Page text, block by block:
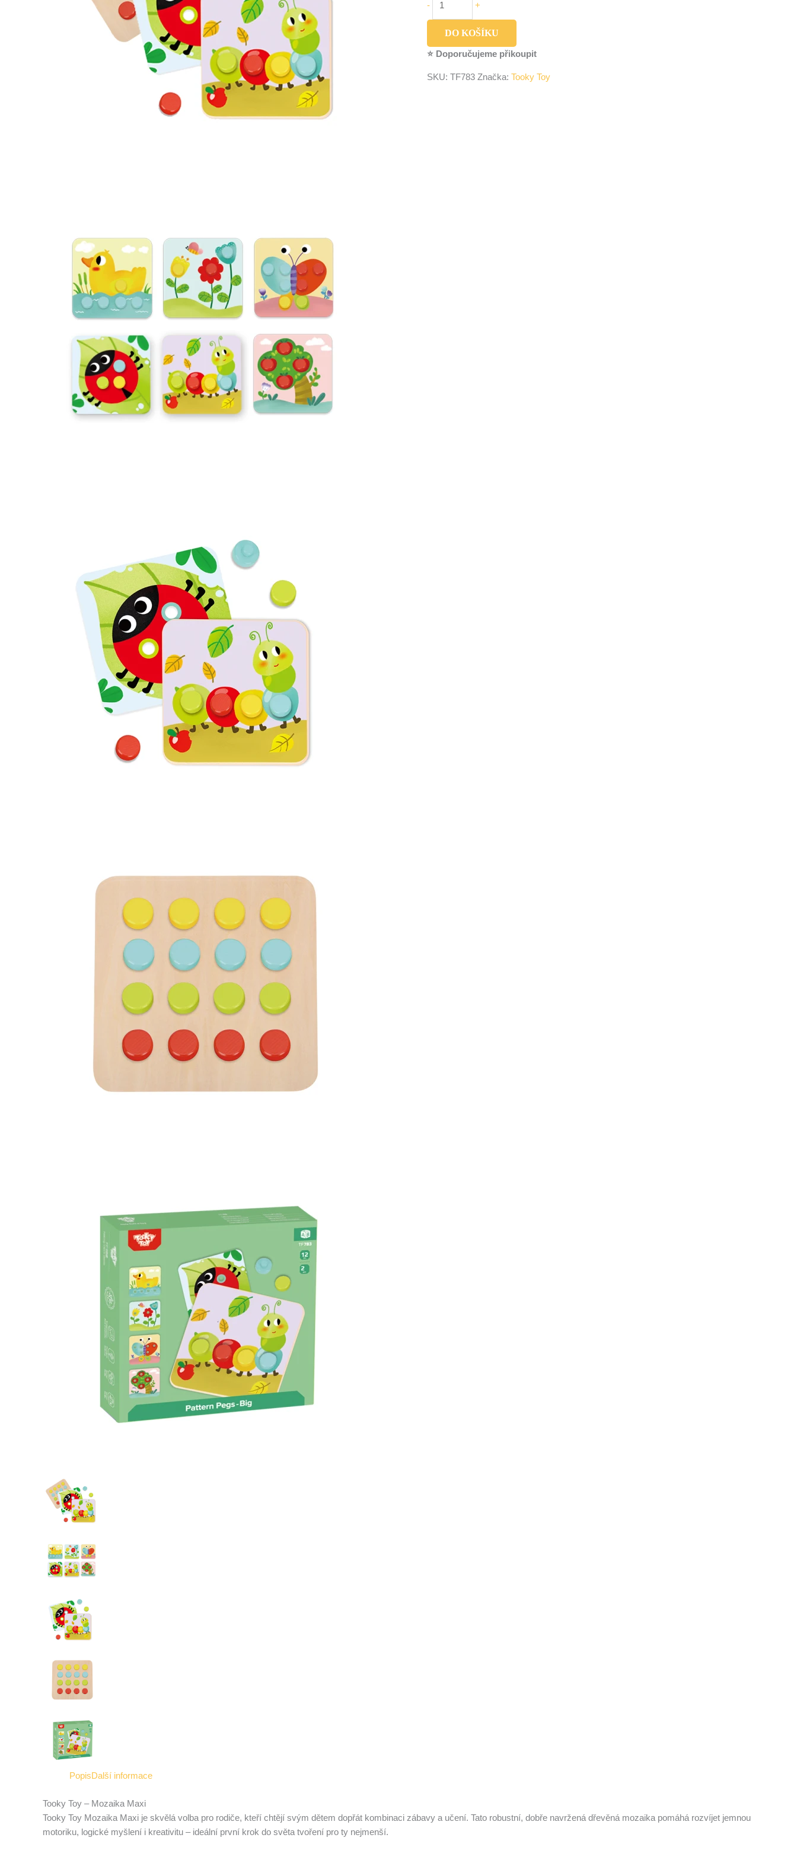
- +
DO KOŠÍKU
⭐ Doporučujeme přikoupit
SKU: TF783 Značka: Tooky Toy
PopisDalší informace
Tooky Toy – Mozaika Maxi
Tooky Toy Mozaika Maxi je skvělá volba pro rodiče, kteří chtějí svým dětem dopřát kombinaci zábavy a učení. Tato robustní, dobře navržená dřevěná mozaika pomáhá rozvíjet jemnou
motoriku, logické myšlení i kreativitu – ideální první krok do světa tvoření pro ty nejmenší.